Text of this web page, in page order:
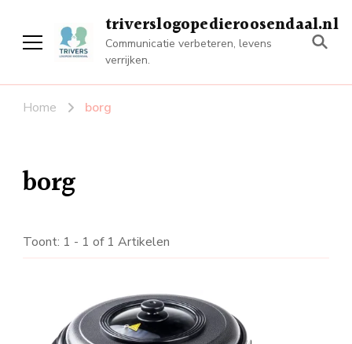
triverslogopedieroosendaal.nl
Communicatie verbeteren, levens
verrijken.
Home borg
borg
Toont: 1 - 1 of 1 Artikelen